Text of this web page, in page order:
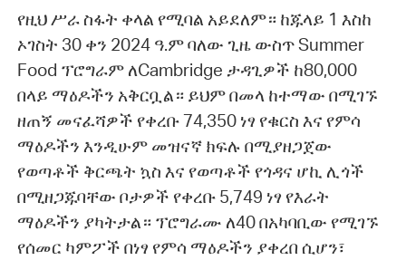
የዚህ ሥራ ስፋት ቀላል የሚባል አይደለም። ከጁላይ 1 እስከ
ኦገስት 30 ቀን 2024 ዓ.ም ባለው ጊዜ ውስጥ Summer
Food ፕሮግራም ለCambridge ታዳጊዎች ከ80,000
በላይ ማዕዶችን አቅርቧል። ይህም በመላ ከተማው በሚገኙ
ዘጠኝ መናፈሻዎች የቀረቡ 74,350 ነፃ የቁርስ እና የምሳ
ማዕዶችን እንዲሁም መዝናኛ ክፍሉ በሚያዘጋጀው
የወጣቶች ቅርጫት ኳስ እና የወጣቶች የጎዳና ሆኪ ሊጎች
በሚዘጋጁባቸው ቦታዎች የቀረቡ 5,749 ነፃ የእራት
ማዕዶችን ያካትታል። ፕሮግራሙ ለ40 በአካባቢው የሚገኙ
የሰመር ካምፖች በነፃ የምሳ ማዕዶችን ያቀረበ ሲሆን፣